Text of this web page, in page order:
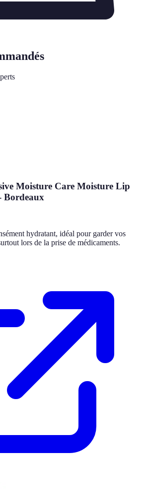
Moisture Care Moisture Lip
Bordeaux
hydratant, idéal pour garder vos
lors de la prise de médicaments.